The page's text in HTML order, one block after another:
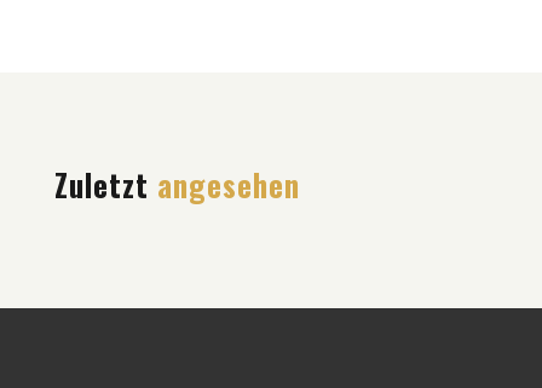
Zuletzt angesehen